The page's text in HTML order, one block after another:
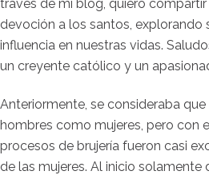
través de mi blog, quiero
devoción a los santos, explorando
influencia en nuestras vidas.
un creyente católico y un
Anteriormente, se consideraba
hombres como mujeres, pero con
procesos de brujería fueron casi
de las mujeres. Al inicio solamente